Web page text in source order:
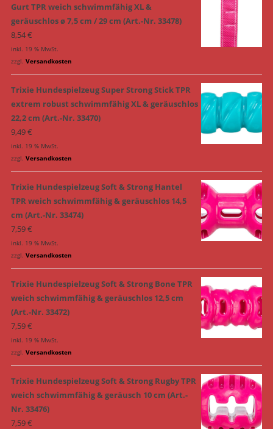
Gurt TPR weich schwimmfähig XL &
geräuschlos ø 7,5 cm / 29 cm (Art.-Nr. 33478)
8,54€
inkl. 19 % MwSt.
zzgl. Versandkosten
Trixie Hundespielzeug Super Strong Stick TPR
extrem robust schwimmfähig XL & geräuschlos
22,2 cm (Art.-Nr. 33470)
9,49€
inkl. 19 % MwSt.
zzgl. Versandkosten
Trixie Hundespielzeug Soft & Strong Hantel
TPR weich schwimmfähig & geräuschlos 14,5
cm (Art.-Nr. 33474)
7,59€
inkl. 19 % MwSt.
zzgl. Versandkosten
Trixie Hundespielzeug Soft & Strong Bone TPR
weich schwimmfähig & geräuschlos 12,5 cm
(Art.-Nr. 33472)
7,59€
inkl. 19 % MwSt.
zzgl. Versandkosten
Trixie Hundespielzeug Soft & Strong Rugby TPR
weich schwimmfähig & geräusch 10 cm (Art.-
Nr. 33476)
7,59€